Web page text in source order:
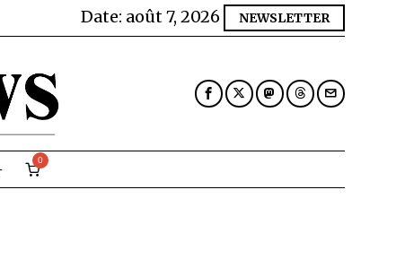
Date: août 7, 2026 NEWSLETTER
0